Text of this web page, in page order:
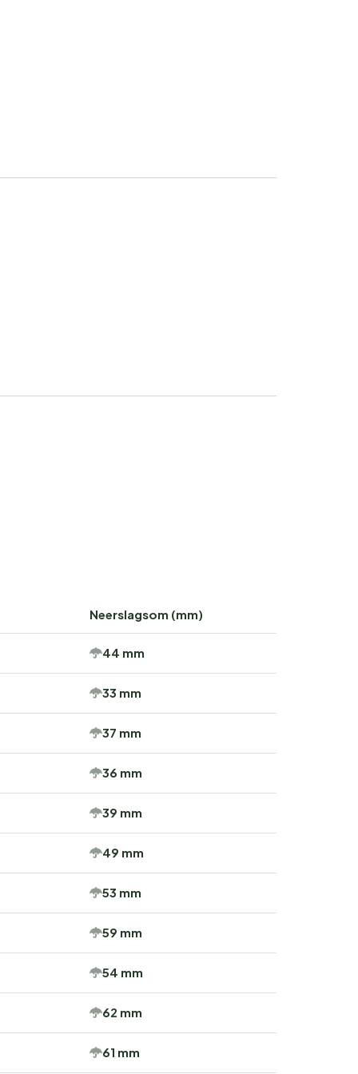
Neerslagsom (mm)
44 mm
33 mm
37 mm
36 mm
39 mm
49 mm
53 mm
59 mm
54 mm
62 mm
61 mm